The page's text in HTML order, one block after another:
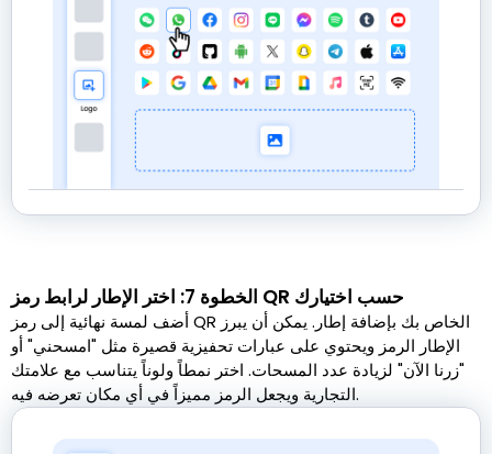
الخطوة 7: اختر الإطار لرابط رمز QR حسب اختيارك
أضف لمسة نهائية إلى رمز QR الخاص بك بإضافة إطار. يمكن أن يبرز
الإطار الرمز ويحتوي على عبارات تحفيزية قصيرة مثل "امسحني" أو
"زرنا الآن" لزيادة عدد المسحات. اختر نمطاً ولوناً يتناسب مع علامتك
التجارية ويجعل الرمز مميزاً في أي مكان تعرضه فيه.